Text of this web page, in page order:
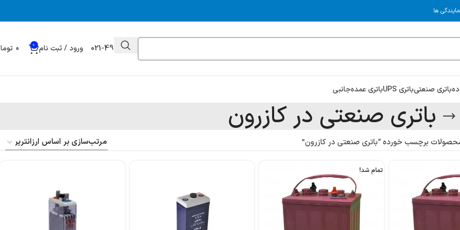
ها
021-49032000 ورود / ثبت نام 0
باتری صنعتیباتری UPS باتری عمدهجانبی
باتری صنعتی در کازرون
برچسب خورده “باتری صنعتی در کازرون”
تمام شد!